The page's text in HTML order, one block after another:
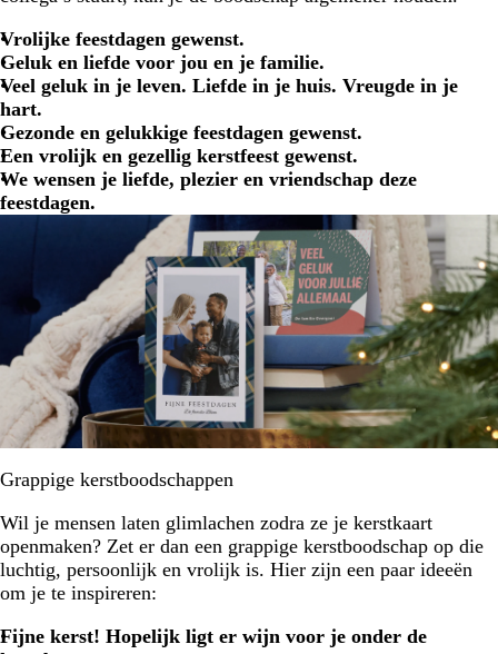
Vrolijke feestdagen gewenst.
Geluk en liefde voor jou en je familie.
Veel geluk in je leven. Liefde in je huis. Vreugde in je
hart.
Gezonde en gelukkige feestdagen gewenst.
Een vrolijk en gezellig kerstfeest gewenst.
We wensen je liefde, plezier en vriendschap deze
feestdagen.
Grappige kerstboodschappen
Wil je mensen laten glimlachen zodra ze je kerstkaart
openmaken? Zet er dan een grappige kerstboodschap op die
luchtig, persoonlijk en vrolijk is. Hier zijn een paar ideeën
om je te inspireren:
Fijne kerst! Hopelijk ligt er wijn voor je onder de